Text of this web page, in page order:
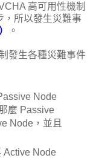
高可用性機制
，所以發生災難事
。
發生各種災難事件
Node
麼 Passive
Node，並且
Active Node